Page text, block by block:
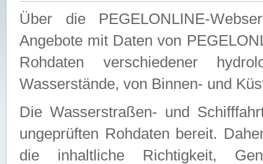
Über die PEGELONLINE-
Angebote mit Daten von
Rohdaten verschiedener
Wasserstände, von Binnen- und
Die Wasserstraßen- und
ungeprüften Rohdaten bereit.
die inhaltliche Richtigkeit,